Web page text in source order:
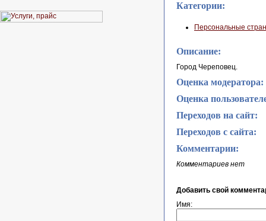
Категории:
Персональные
Описание:
Город Череповец.
Оценка модератора:
Оценка
Переходов на сайт:
Переходов с сайта:
Комментарии:
Комментариев нет
Добавить свой
Имя: